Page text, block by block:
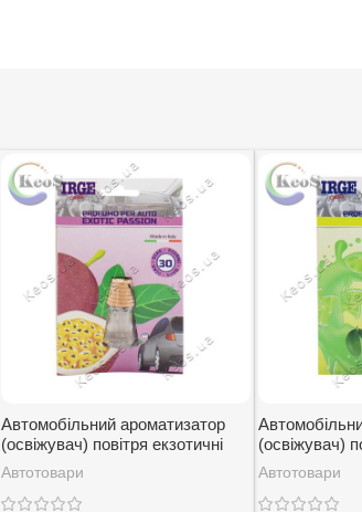
Автомобільний ароматизатор
(освіжувач) повітря екзотичні
фрукти IRGE profumo per auto
Exotic Passion 1 шт.
Автотовари
(освіжувач)
profumo per
Автотовари